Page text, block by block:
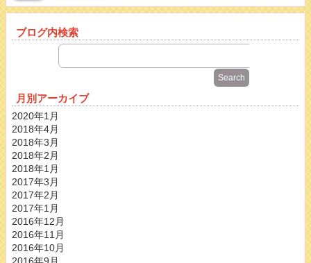
ブログ内検索
月別アーカイブ
2020年1月
2018年4月
2018年3月
2018年2月
2018年1月
2017年3月
2017年2月
2017年1月
2016年12月
2016年11月
2016年10月